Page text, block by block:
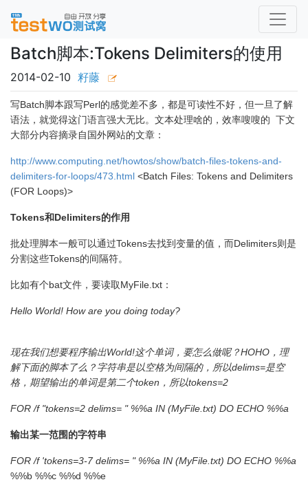
Batch脚本:Tokens Delimiters的使用
2014-02-10 籽藤
写Batch脚本跟写Perl的感觉差不多，都是可读性不好，但一旦了解
语法，就觉得这门语言强大无比。文本处理啥的，效率嗖嗖的 下文
大部分内容摘录自国外网站的文章：
http://www.computing.net/howtos/show/batch-files-tokens-and-
delimiters-for-loops/473.html <Batch Files: Tokens and Delimiters
(FOR Loops)>
Tokens和Delimiters的作用
批处理脚本一般可以通过Tokens去找到变量的值，而Delimiters则是
分割这些Tokens的间隔符。
比如有个bat文件，要读取MyFile.txt：
Hello World! How are you doing today?
现在我们想要程序输出World!这个单词，要怎么做呢？HOHO，理
解下面的脚本了么？字符串是以空格为间隔的，所以delims=是空
格，期望输出的单词是第二个token，所以tokens=2
FOR /f "tokens=2 delims= " %%a IN (MyFile.txt) DO ECHO %%a
输出某一范围的字符串
FOR /f 'tokens=3-7 delims= " %%a IN (MyFile.txt) DO ECHO %%a
%%b %%c %%d %%e